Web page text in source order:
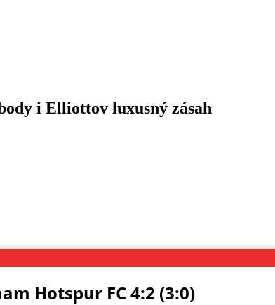
i Elliottov luxusný zásah
Hotspur FC 4:2 (3:0)